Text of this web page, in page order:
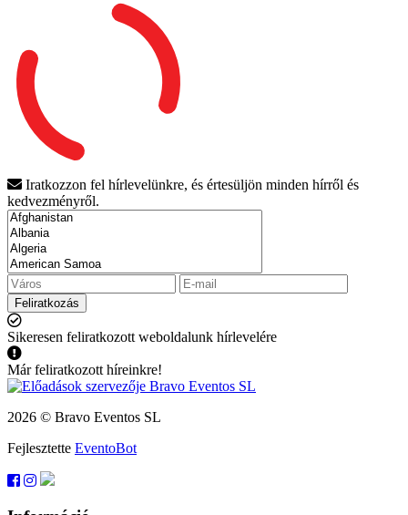
Iratkozzon fel hírlevelünkre, és értesüljön minden hírről és
kedvezményről.
Feliratkozás
Sikeresen feliratkozott weboldalunk hírlevelére
Már feliratkozott híreinkre!
2026 © Bravo Eventos SL
Fejlesztette EventoBot